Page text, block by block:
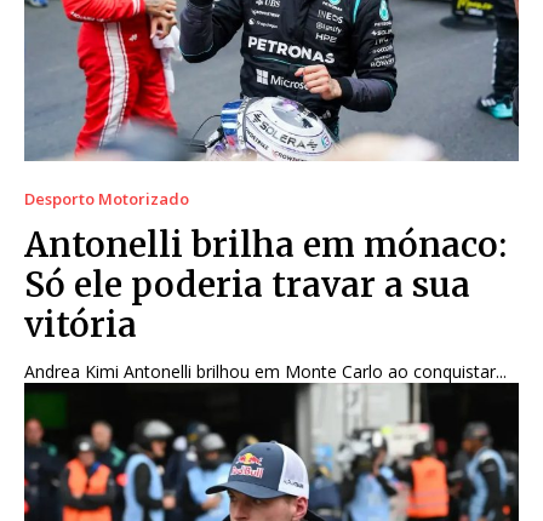
Desporto Motorizado
Antonelli brilha em mónaco:
Só ele poderia travar a sua
vitória
Andrea Kimi Antonelli brilhou em Monte Carlo ao conquistar...